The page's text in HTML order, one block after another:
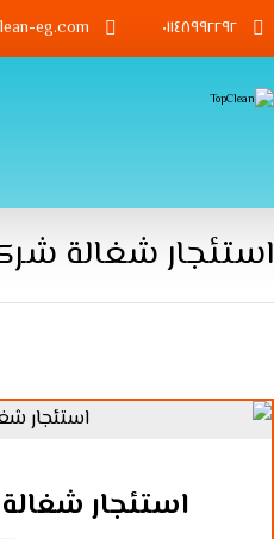
٠١١٤٨٩٩٢٢٩٢ eg.com
استئجار شغالة
استئجار